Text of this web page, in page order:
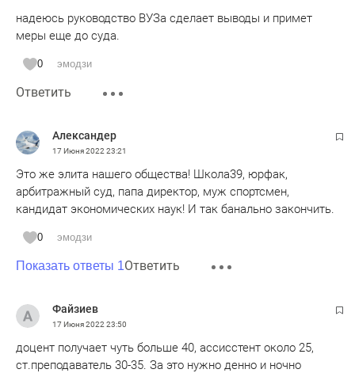
надеюсь руководство ВУЗа сделает выводы и примет
меры еще до суда.
0 эмодзи
Ответить
Александер
17 Июня 2022 23:21
Это же элита нашего общества! Школа39, юрфак,
арбитражный суд, папа директор, муж спортсмен,
кандидат экономических наук! И так банально закончить.
0 эмодзи
Показать ответы 1Ответить
Файзиев
17 Июня 2022 23:50
доцент получает чуть больше 40, ассисстент около 25,
ст.преподаватель 30-35. За это нужно денно и ночно